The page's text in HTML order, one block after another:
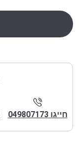
חייגו 049807173